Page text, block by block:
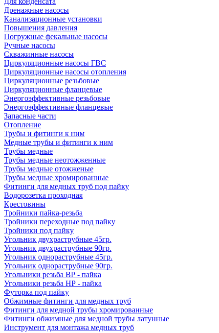
Дренажные насосы
Канализационные установки
Повышения давления
Погружные фекальные насосы
Ручные насосы
Скважинные насосы
Циркуляционные насосы ГВС
Циркуляционные насосы отопления
Циркуляционные резьбовые
Циркуляционные фланцевые
Энергоэффективные резьбовые
Энергоэффективные фланцевые
Запасные части
Отопление
Трубы и фитинги к ним
Медные трубы и фитинги к ним
Трубы медные
Трубы медные неотожженные
Трубы медные отожженые
Трубы медные хромированные
Фитинги для медных труб под пайку
Водорозетка проходная
Крестовины
Тройники пайка-резьба
Тройники переходные под пайку
Тройники под пайку
Угольник двухраструбные 45гр.
Угольник двухраструбные 90гр.
Угольник однораструбные 45гр.
Угольник однораструбные 90гр.
Угольники резьба ВР - пайка
Угольники резьба НР - пайка
Футорка под пайку
Обжимные фитинги для медных труб
Фитинги для медной трубы хромированные
Фитинги обжимные для медной трубы латунные
Инструмент для монтажа медных труб